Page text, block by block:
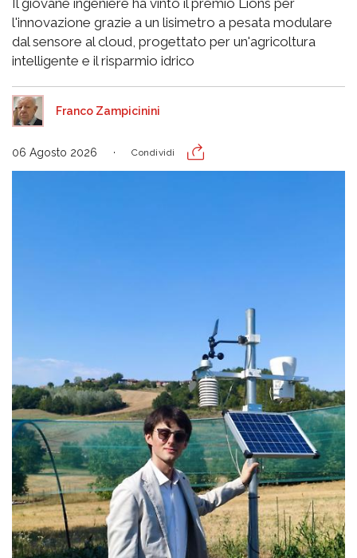
Il giovane ingeniere ha vinto il premio Lions per
l'innovazione grazie a un lisimetro a pesata modulare
dal sensore al cloud, progettato per un'agricoltura
intelligente e il risparmio idrico
Franco Zampicinini
06 Agosto 2026 Condividi